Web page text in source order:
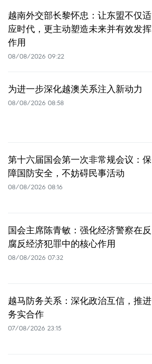
越南外交部长黎怀忠：让东盟不仅适
应时代，更主动塑造未来并有效发挥
作用
08/08/2026 09:22
为进一步深化越澳关系注入新动力
08/08/2026 08:58
第十六届国会第一次非常规会议：保
障国防安全，不妨碍民事活动
08/08/2026 08:16
国会主席陈青敏：强化经济警察在反
腐反经济犯罪中的核心作用
08/08/2026 07:32
越马防务关系：深化政治互信，推进
务实合作
07/08/2026 23:15